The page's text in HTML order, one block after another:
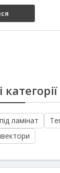
ламінат